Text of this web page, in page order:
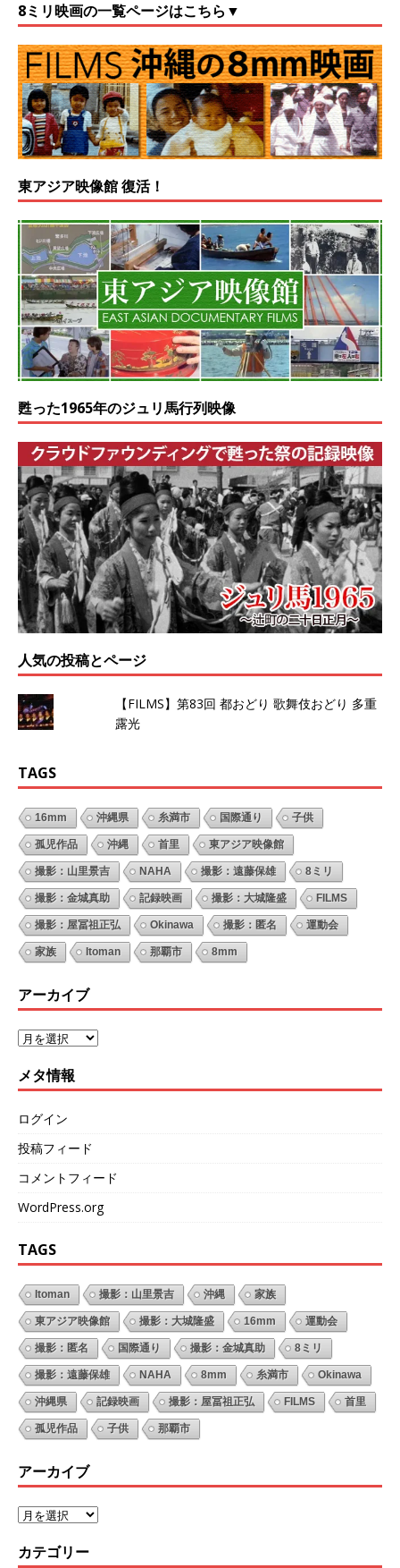
8ミリ映画の一覧ページはこちら▼
東アジア映像館 復活！
甦った1965年のジュリ馬行列映像
人気の投稿とページ
【FILMS】第83回 都おどり 歌舞伎おどり 多重
露光
TAGS
16mm 沖縄県 糸満市 国際通り 子供
孤児作品 沖縄 首里 東アジア映像館
撮影：山里景吉 NAHA 撮影：遠藤保雄 8ミリ
撮影：金城真助 記録映画 撮影：大城隆盛 FILMS
撮影：屋冨祖正弘 Okinawa 撮影：匿名 運動会
家族 Itoman 那覇市 8mm
アーカイブ
メタ情報
ログイン
投稿フィード
コメントフィード
WordPress.org
TAGS
Itoman 撮影：山里景吉 沖縄 家族
東アジア映像館 撮影：大城隆盛 16mm 運動会
撮影：匿名 国際通り 撮影：金城真助 8ミリ
撮影：遠藤保雄 NAHA 8mm 糸満市 Okinawa
沖縄県 記録映画 撮影：屋冨祖正弘 FILMS 首里
孤児作品 子供 那覇市
アーカイブ
カテゴリー